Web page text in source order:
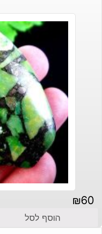
₪60
הוסף לסל